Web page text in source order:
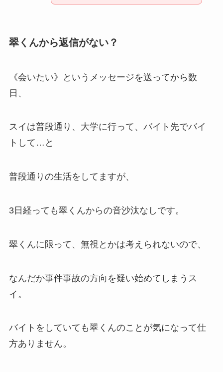
翠くんから返信がない？
《会いたい》というメッセージを送ってから数
日、
スイは普段通り、大学に行って、バイト先でバイ
トして…と
普段通りの生活をしてますが、
3日経っても翠くんからの音沙汰なしです。
翠くんに限って、無視とかは考えられないので、
なんだか事件事故の方向を疑い始めてしまうス
イ。
バイトをしていても翠くんのことが気になって仕
方ありません。